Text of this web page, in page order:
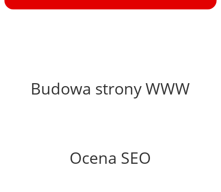
Budowa strony WWW
Ocena SEO